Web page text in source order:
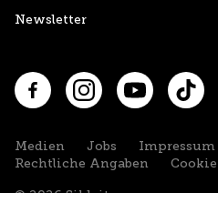
Newsletter
FacebookInstagramYouTube
Medien Jobs Impressum
Rechtliche Angaben
© 2026 Sihlcity